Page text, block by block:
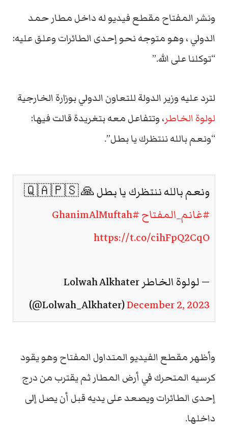
ونشر المفتاح مقطع فيديو له داخل مطار حمد
الدولي ، وهو متوجه نحو إحدى الطائرات وعلق عليه:
“توكلنا على الله.”
لترد عليه وزير الدولة للتعاون الدولي بوزارة الخارجية
لولوة الخاطر، وتتفاعل معه بتغريدة قالت فيها:
“ونعم بالله ننتظرك يا بطل”.
ونعم بالله ننتظرك يا بطل 🙏 🇶🇦🇵🇸
#غانم_المفتاح#GhanimAlMuftah
https://t.co/cihFpQ2CqO
— لولوة الخاطر Lolwah Alkhater
(@Lolwah_Alkhater)December 2, 2023
وأظهر مقطع الفيديو المتداول المفتاح وهو يقود
كرسيه المتحرك في أرض المطار ثم يقترب من درج
إحدى الطائرات ويصعد على يديه قبل أن يصل إلى
داخلها.